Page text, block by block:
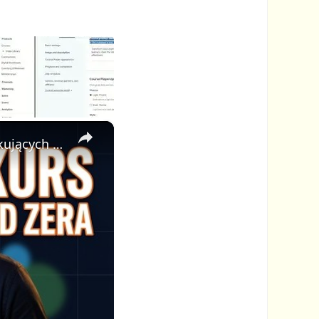
×
🎓 Jak Stworzyć Kurs Online od Zera — Pełny Tutorial dla Początkujących (Rejestracji do Publikacji)